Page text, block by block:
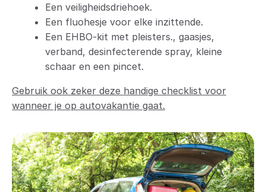
Een veiligheidsdriehoek.
Een fluohesje voor elke inzittende.
Een EHBO-kit met pleisters., gaasjes,
verband, desinfecterende spray, kleine
schaar en een pincet.
Gebruik ook zeker deze handige checklist voor
wanneer je op autovakantie gaat.